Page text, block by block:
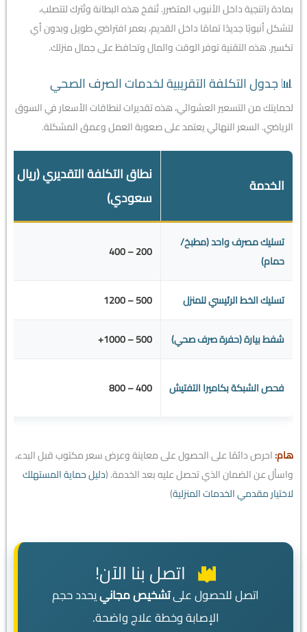
بمادة راتنجية داخل الأنبوب المتضرر. تُنفخ هذه البطانة وتُترك لتتصلب،
لتشكل أنبوبًا جديدًا تمامًا داخل القديم، بعمر افتراضي طويل وبدون أي
تكسير. هذه التقنية توفر الوقت والمال وتحافظ على جمال منزلك.
📊 جدول التكلفة التقريبية لخدمات الصرف الصحي
لحمايتك من التسعير العشوائي، هذه تقديرات لنطاقات الأسعار في السوق
الرياضي. السعر النهائي يعتمد على صعوبة العمل وعمق المشكلة.
الخدمة
نطاق التكلفة التقديري (ريال
سعودي)
تسليك مصرف واحد (مطبخ/
حمام)
200 – 400
تسليك الخط الرئيسي للمنزل 500 – 1200
شفط بيارة (حفرة صرف صحي) 500 – 1000+
فحص الشبكة بكاميرا التفتيش 400 – 800
هام:احرص دائمًا على الحصول على معاينة وعرض سعر مكتوب قبل البدء،
واسأل عن الضمان الذي تحصل عليه بعد الخدمة. (دليل حماية المستهلك
لاختيار مقدمي الخدمات المنزلية)
اتصل بنا الآن!
اتصل للحصول علىتشخيص مجانييحدد حجم
الإصابة وخطة علاج واضحة.